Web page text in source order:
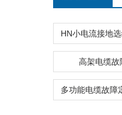
高架电缆故